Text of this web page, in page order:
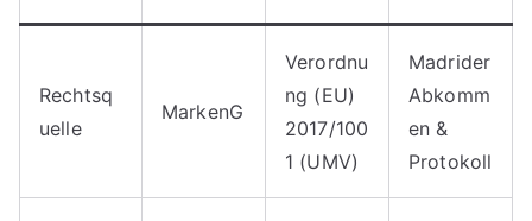
Rechtsq
uelle
MarkenG
Verordnu
ng (EU)
2017/100
1 (UMV)
Madrider
Abkomm
en &
Protokoll